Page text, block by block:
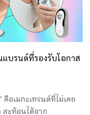
บรนด์ที่รองรับโอกาส
อเมกะเทรนด์ที่ไม่เคย
ะท้อนได้จาก